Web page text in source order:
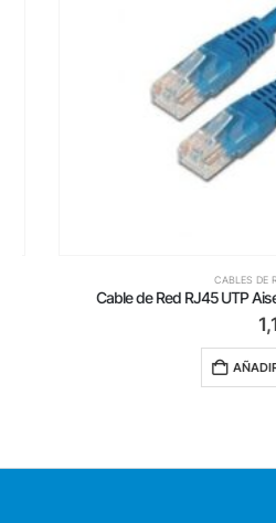
CABLES DE RED
Cable de Red RJ45 UTP Aisens
1,19€
AÑADIR AL